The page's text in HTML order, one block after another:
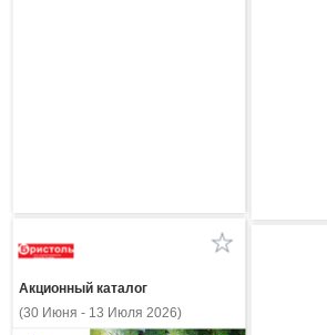
Акционный каталог
(30 Июня - 13 Июля 2026)